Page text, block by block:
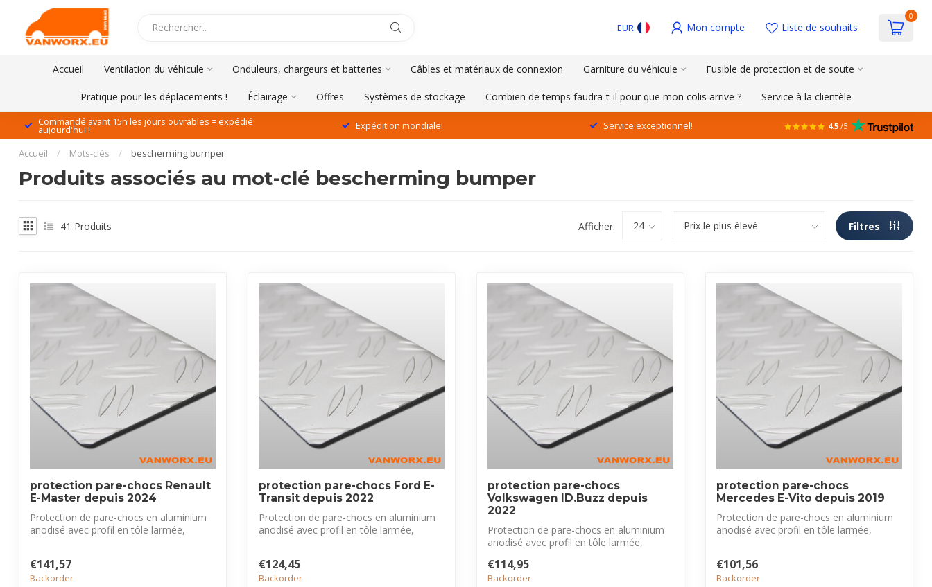
EUR Mon compte Liste de souhaits
0
Accueil Ventilation du véhicule Onduleurs, chargeurs et batteries Câbles et matériaux de connexion Garniture du véhicule Fusible de protection et de soute
Pratique pour les déplacements ! Éclairage Offres Systèmes de stockage Combien de temps faudra-t-il pour que mon colis arrive ? Service à la clientèle
Commandé avant 15h les jours ouvrables = expédié
aujourd'hui ! Expédition mondiale! Service exceptionnel! 4.5 /5
Accueil / Mots-clés / bescherming bumper
Produits associés au mot-clé bescherming bumper
41 Produits Afficher: Filtres
protection pare-chocs Renault
E-Master depuis 2024
Protection de pare-chocs en aluminium
anodisé avec profil en tôle larmée,
€141,57
Backorder
protection pare-chocs Ford E-
Transit depuis 2022
Protection de pare-chocs en aluminium
anodisé avec profil en tôle larmée,
€124,45
Backorder
protection pare-chocs
Volkswagen ID.Buzz depuis
2022
Protection de pare-chocs en aluminium
anodisé avec profil en tôle larmée,
€114,95
Backorder
protection pare-chocs
Mercedes E-Vito depuis 2019
Protection de pare-chocs en aluminium
anodisé avec profil en tôle larmée,
€101,56
Backorder